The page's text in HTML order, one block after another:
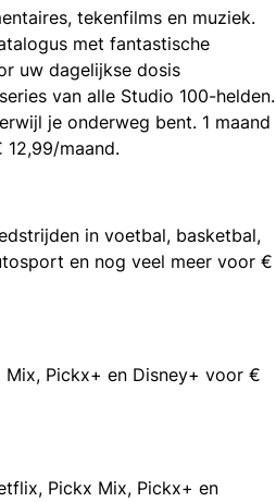
tekenfilms en muziek.
met fantastische
uw dagelijkse dosis
van alle Studio 100-helden.
je onderweg bent. 1 maand
maand.
in voetbal, basketbal,
en nog veel meer voor €
Pickx+ en Disney+ voor €
Pickx Mix, Pickx+ en